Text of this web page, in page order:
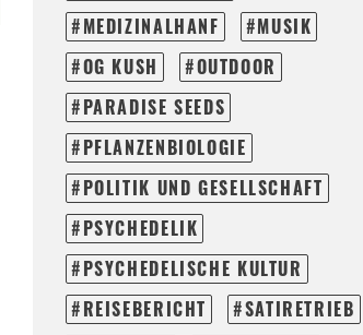
MEDIZINALHANF
MUSIK
OG KUSH
OUTDOOR
PARADISE SEEDS
PFLANZENBIOLOGIE
POLITIK UND GESELLSCHAFT
PSYCHEDELIK
PSYCHEDELISCHE KULTUR
REISEBERICHT
SATIRETRIEB